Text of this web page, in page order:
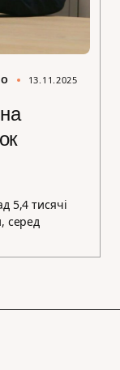
13.11.2025
5,4 тисячі
серед